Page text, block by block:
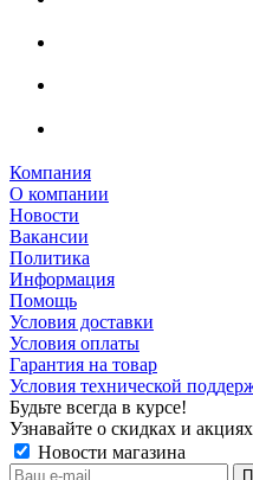
Компания
О компании
Новости
Вакансии
Политика
Информация
Помощь
Условия доставки
Условия оплаты
Гарантия на товар
Условия технической
Будьте всегда в курсе!
Узнавайте о скидках и
Новости магазина